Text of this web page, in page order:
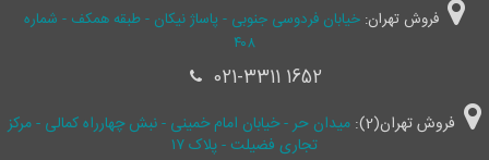
فروش تهران: خیابان فردوسی جنوبی - پاساژ نیکان - طبقه همکف - شماره
۴۰۸
021-3311 1652
فروش تهران(2):
میدان حر - خیابان امام خمینی - نبش چهارراه کمالی - مرکز
تجاری فضیلت - پلاک ۱۷